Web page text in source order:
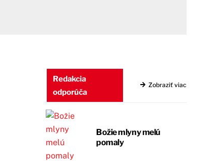
Redakcia
odporúča
Zobraziť viac
Božie mlyny melú
pomaly